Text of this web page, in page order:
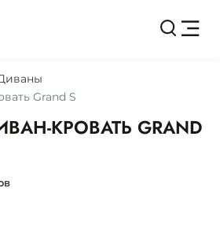
Grand S
КРОВАТЬ GRAND